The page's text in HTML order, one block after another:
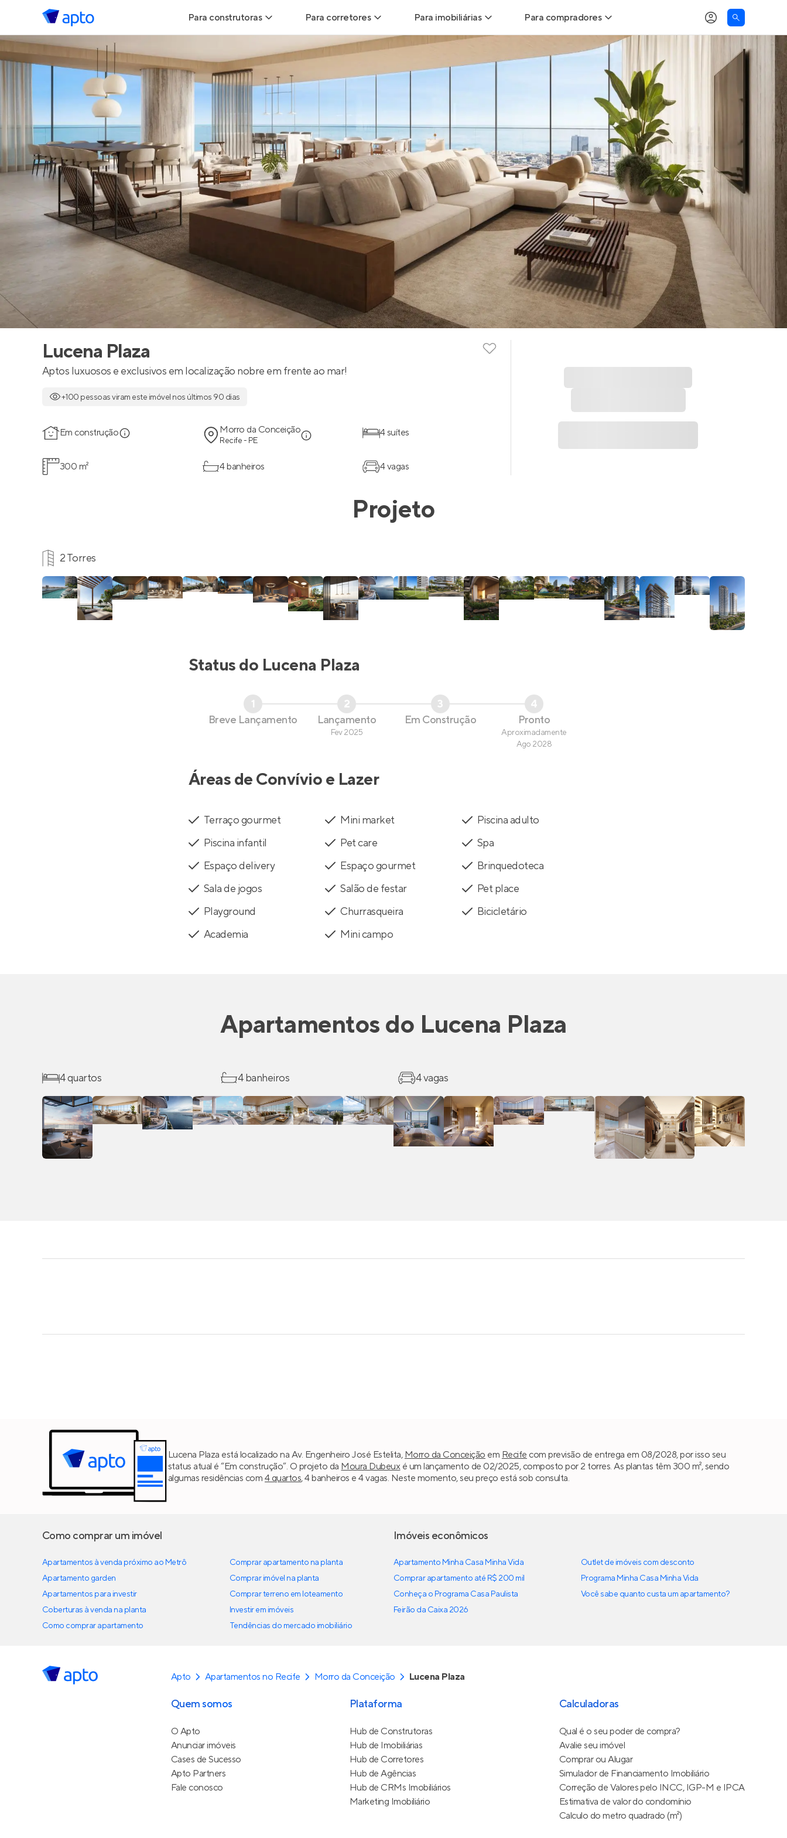
Para construtoras
Geração de Leads
Geração de Visitas
Geração de Vendas
Maiores Construtoras
Parcerias Imobiliárias
Anunciar Imóveis
Para corretores
Leads para Corretores
Hub de Corretores
Perfil Verificado
Anunciar imóveis
Para imobiliárias
Leads para Imobiliárias
Para compradores
Buscar um imóvel novo
Calcule seu Poder de Compra
Comprar x Alugar
Correção do INCC
Simulador de Financiamento
Encontre um corretor
Lucena Plaza
Aptos luxuosos e exclusivos em localização nobre em frente ao mar!
+100 pessoas viram este imóvel nos últimos 90 dias
Em construção Morro da Conceição
Recife - PE
4 suítes
300 m² 4 banheiros 4 vagas
Projeto
2 Torres
Status do Lucena Plaza
1
Breve Lançamento
2
Lançamento
Fev 2025
3
Em Construção
4
Pronto
Aproximadamente
Ago 2028
Áreas de Convívio e Lazer
Terraço gourmet Mini market
Piscina adulto
Piscina infantil
Pet care
Spa
Espaço delivery
Espaço gourmet
Brinquedoteca
Sala de jogos
Salão de festar
Pet place
Playground
Churrasqueira
Bicicletário
Academia
Mini campo
Apartamentos do Lucena Plaza
4 quartos 4 banheiros 4 vagas
Lucena Plaza está localizado na Av. Engenheiro José Estelita, Morro da Conceição em Recife com previsão de entrega em 08/2028, por isso seu
status atual é “Em construção”. O projeto da Moura Dubeuxé um lançamento de 02/2025, composto por 2 torres. As plantas têm 300 m², sendo
algumas residências com 4 quartos, 4 banheiros e 4 vagas. Neste momento, seu preço está sob consulta.
Como comprar um imóvel
Apartamentos à venda próximo ao Metrô
Apartamento garden
Apartamentos para investir
Coberturas à venda na planta
Como comprar apartamento
Comprar apartamento na planta
Comprar imóvel na planta
Comprar terreno em loteamento
Investir em imóveis
Tendências do mercado imobiliário
Imóveis econômicos
Apartamento Minha Casa Minha Vida
Comprar apartamento até R$ 200 mil
Conheça o Programa Casa Paulista
Feirão da Caixa 2026
Outlet de imóveis com desconto
Programa Minha Casa Minha Vida
Você sabe quanto custa um apartamento?
Apto Apartamentos no Recife Morro da Conceição Lucena Plaza
Quem somos
O Apto
Anunciar imóveis
Cases de Sucesso
Apto Partners
Fale conosco
Plataforma
Hub de Construtoras
Hub de Imobiliárias
Hub de Corretores
Hub de Agências
Hub de CRMs Imobiliários
Marketing Imobiliário
Calculadoras
Qual é o seu poder de compra?
Avalie seu imóvel
Comprar ou Alugar
Simulador de Financiamento Imobiliário
Correção de Valores pelo INCC, IGP-M e IPCA
Estimativa de valor do condomínio
Calculo do metro quadrado (m²)